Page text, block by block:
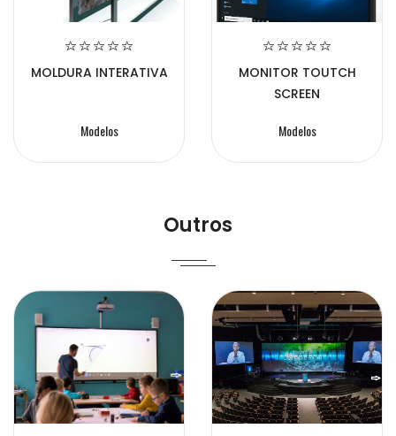
MOLDURA INTERATIVA
Modelos
MONITOR TOUTCH
SCREEN
Modelos
Outros